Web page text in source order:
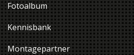
Fotoalbum
Kennisbank
Montagepartner